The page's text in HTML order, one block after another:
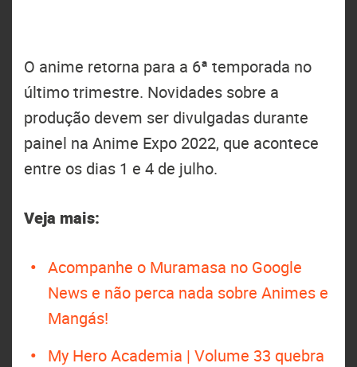
O anime retorna para a 6ª temporada no
último trimestre. Novidades sobre a
produção devem ser divulgadas durante
painel na Anime Expo 2022, que acontece
entre os dias 1 e 4 de julho.
Veja mais:
Acompanhe o Muramasa no Google
News e não perca nada sobre Animes e
Mangás!
My Hero Academia | Volume 33 quebra